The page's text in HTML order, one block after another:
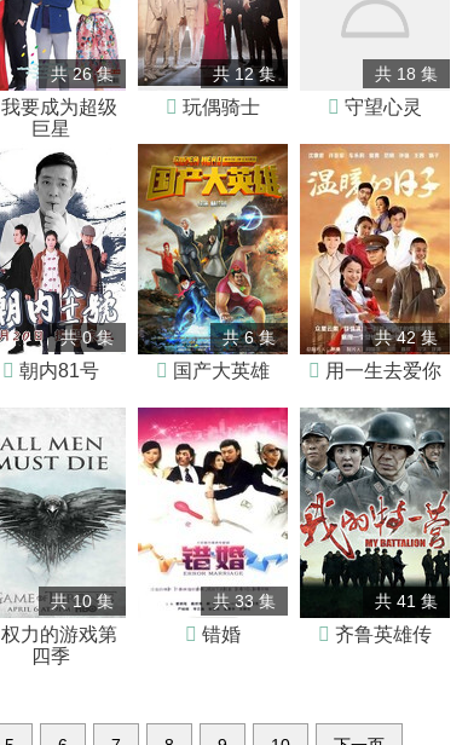
共 26 集
我要成为超级
巨星
共 12 集
 玩偶骑士
共 18 集
 守望心灵
共 0 集
 朝内81号
共 6 集
 国产大英雄
共 42 集
 用一生去爱你
共 10 集
权力的游戏第
四季
共 33 集
 错婚
共 41 集
 齐鲁英雄传